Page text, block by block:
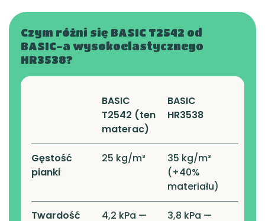
Czym różni się BASIC T2542 od
BASIC-a wysokoelastycznego
HR3538?
BASIC
T2542 (ten
materac)
BASIC
HR3538
Gęstość
pianki
25 kg/m³
35 kg/m³
(+40%
materiału)
Twardość
4,2 kPa —
3,8 kPa —